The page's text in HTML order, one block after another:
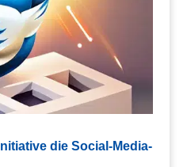
die Social-Media-